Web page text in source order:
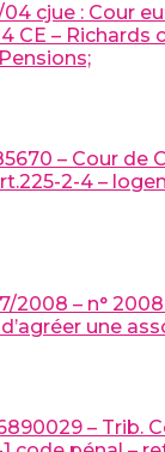
04 cjue : Cour
CE – Richards
– Cour de
2-4 –
2008 – n°
une
– Trib.